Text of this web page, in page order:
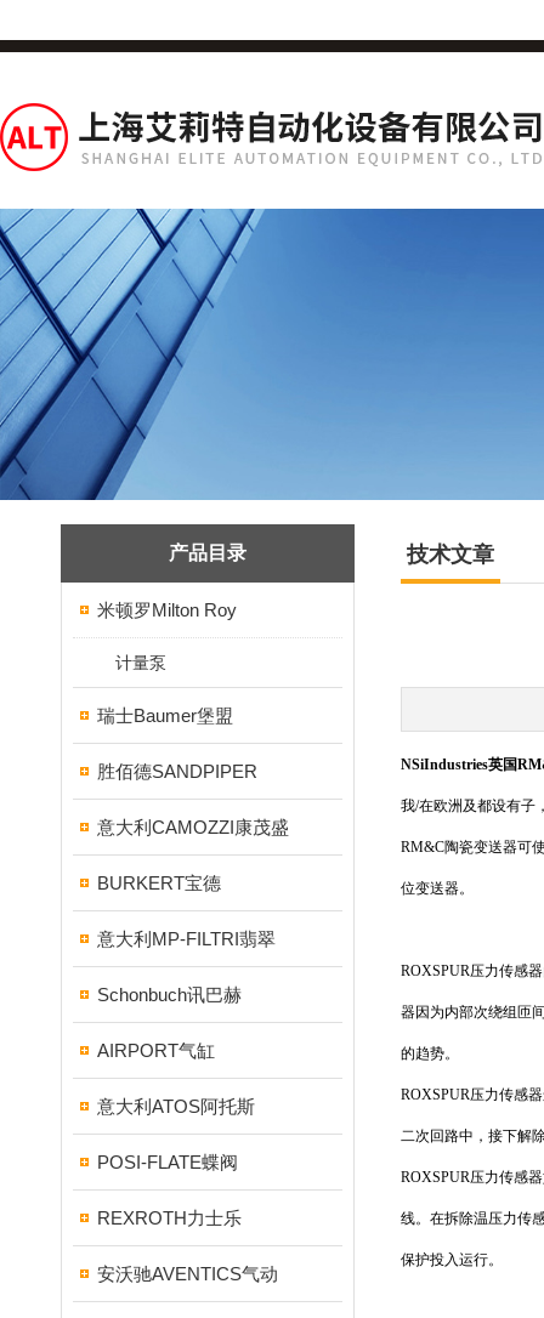
产品目录
米顿罗Milton Roy
计量泵
瑞士Baumer堡盟
胜佰德SANDPIPER
意大利CAMOZZI康茂盛
BURKERT宝德
意大利MP-FILTRI翡翠
Schonbuch讯巴赫
AIRPORT气缸
意大利ATOS阿托斯
POSI-FLATE蝶阀
REXROTH力士乐
安沃驰AVENTICS气动
技术文章
NSiIndustries英国
我/在欧洲及都设有子
RM&C陶瓷变送器可
位变送器。
ROXSPUR压力传感
器因为内部次绕组匝
的趋势。
ROXSPUR压力传感
二次回路中，接下解
ROXSPUR压力传感
线。在拆除温压力传
保护投入运行。